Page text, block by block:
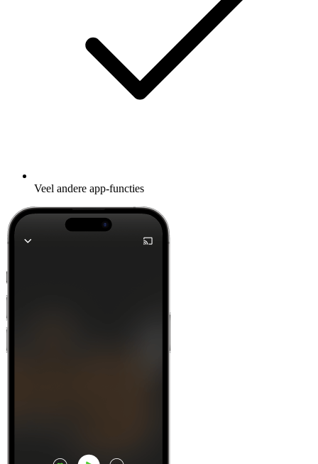
Veel andere app-functies